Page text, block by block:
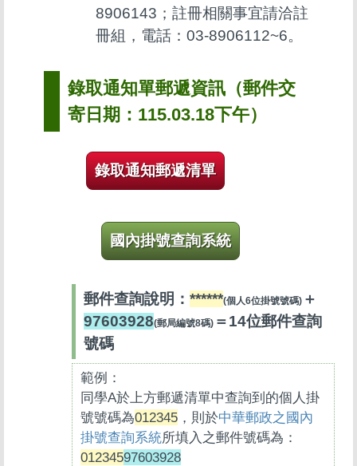
8906143；註冊相關事宜請洽註
冊組，電話：03-8906112~6。
錄取通知單郵遞資訊（郵件交
寄日期：115.03.18下午）
錄取通知郵遞清單
國內掛號查詢系統
郵件查詢說明： ******(個人6位掛號號碼) ＋
97603928(郵局編號8碼) ＝14位郵件查詢
號碼
範例：
同學A於上方郵遞清單中查詢到的個人掛
號號碼為012345 ，則於中華郵政之國內
掛號查詢系統所填入之郵件號碼為：
01234597603928